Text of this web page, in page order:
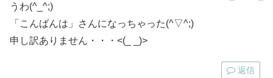
うわ(^_^;)
「こんばんは」さんになっちゃった(^▽^;)
申し訳ありません・・・<(_ _)>
返信